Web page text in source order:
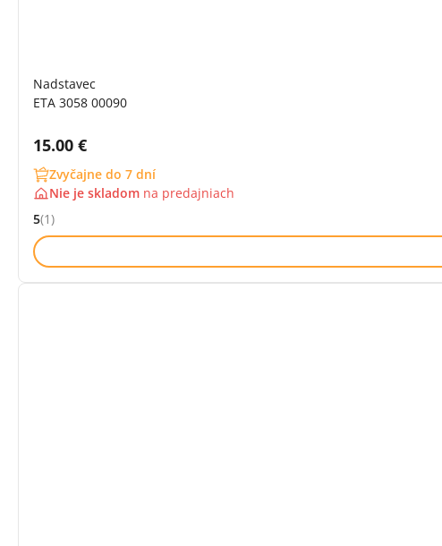
Nadstavec
ETA 3058 00090
Cena s DPH:
15.00 €
Zvyčajne do 7 dní
Nie je skladom na predajniach
Hodnocení: 5 z 5 (1 recenzí)
5(1)